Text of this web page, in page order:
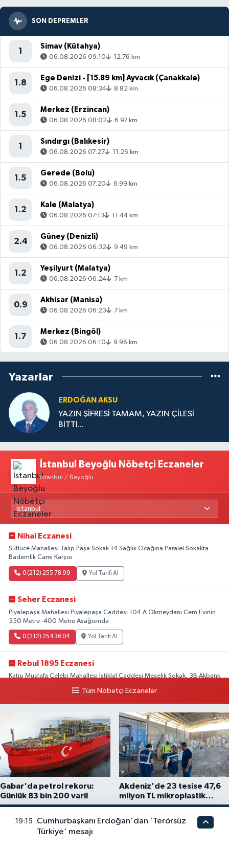
SON DEPREMLER
1
Simav (Kütahya)
06.08.2026 09:10 12.76 km
1.8
Ege Denizi - [15.89 km] Ayvacık (Çanakkale)
06.08.2026 08:34 8.82 km
1.5
Merkez (Erzincan)
06.08.2026 08:02 6.97 km
1
Sındırgı (Balıkesir)
06.08.2026 07:27 11.26 km
1.5
Gerede (Bolu)
06.08.2026 07:20 6.99 km
1.2
Kale (Malatya)
06.08.2026 07:13 11.44 km
2.4
Güney (Denizli)
06.08.2026 06:32 9.49 km
1.2
Yeşilyurt (Malatya)
06.08.2026 06:24 7 km
0.9
Akhisar (Manisa)
06.08.2026 06:23 7 km
1.7
Merkez (Bingöl)
06.08.2026 06:10 9.96 km
Yazarlar
ERDOĞAN AKSU
YAZIN ŞİFRESİ TAMAM, YAZIN ÇİLESİ
BİTTİ...
İstanbul Beyoğlu Nöbetçi Eczaneler
İstanbul / Beyoğlu
Nihal Eczanesi
Sütlüce Mahallesi Talip Paşa Sokak 14 Sağlık Ocağına Paralel Sokakta
Bademlik Cami Karşısı
0 (212) 255 78 99 Yol Tarifi Al
Seher Eczanesi
Piyalepaşa Mahallesi Piyalepaşa Caddesi 104 A Okmeydanı Cem Evinin
350 Metre -400 Metre Aşağısında
0 (212) 254 36 04 Yol Tarifi Al
Rebul 1895 Eczanesi
Katip Mustafa Çelebi Mahallesi İstiklal Caddesi Meşelik Sokak, 3B Akbank
Tüm Nöbetçi Eczaneler
Gabar'da petrol rekoru:
Günlük 83 bin 200 varil
Akdeniz'de 23 tesise 47,6
milyon TL mikroplastik
cezası
19:15
Cumhurbaşkanı Erdoğan'dan 'Terörsüz
Türkiye' mesajı